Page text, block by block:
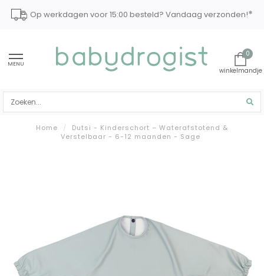
Op werkdagen voor 15:00 besteld? Vandaag verzonden!*
MENU
0
Home /
Dutsi - Kinderschort – Waterafstotend &
Verstelbaar - 6-12 maanden - Sage